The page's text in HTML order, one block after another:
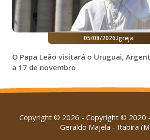
05/08/2026.Igreja
O Papa Leão visitará o Uruguai,
a 17 de novembro
Copyright © 2026 - Copyright © 2020 -
Geraldo Majela - Itabira